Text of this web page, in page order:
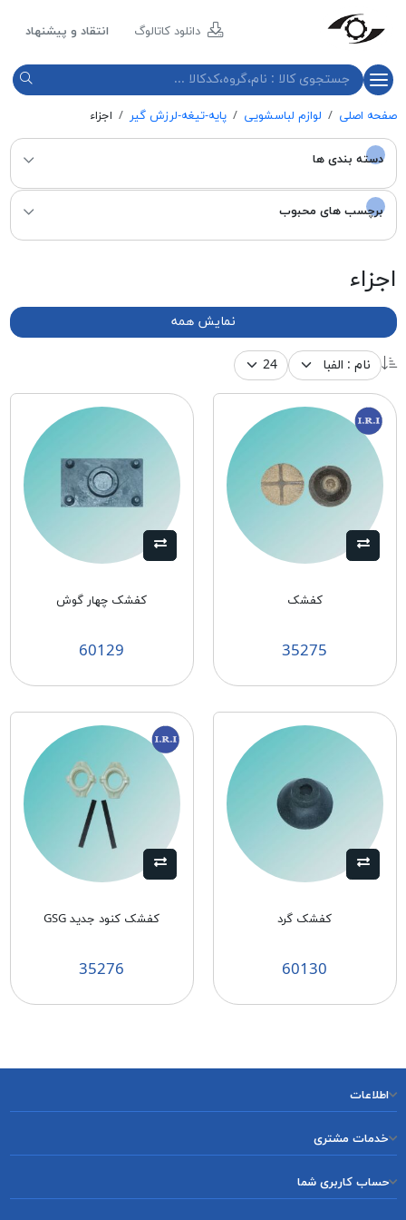
دانلود کاتالوگ انتقاد و پیشنهاد
صفحه اصلی لوازم لباسشویی پایه-تیغه-لرزش گیر اجزاء
دسته بندی ها
برچسب های محبوب
اجزاء
نمایش همه
کفشک
35275
کفشک چهار گوش
60129
کفشک گرد
60130
کفشک کنود جدید GSG
35276
اطلاعات
خدمات مشتری
حساب کاربری شما